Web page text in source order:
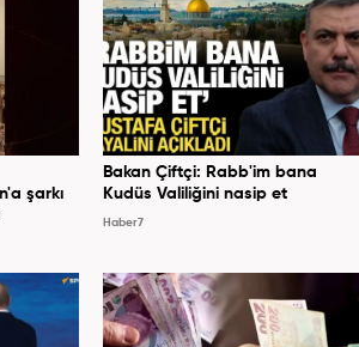
şarkı
Bakan Çiftçi: Rabb'im bana
Kudüs Valiliğini nasip et
Haber7